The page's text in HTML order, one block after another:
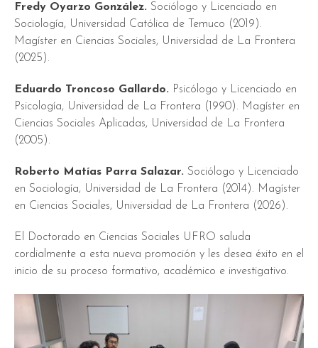
Fredy Oyarzo González. Sociólogo y Licenciado en
Sociología, Universidad Católica de Temuco (2019).
Magíster en Ciencias Sociales, Universidad de La Frontera
(2025).
Eduardo Troncoso Gallardo. Psicólogo y Licenciado en
Psicología, Universidad de La Frontera (1990). Magíster en
Ciencias Sociales Aplicadas, Universidad de La Frontera
(2005).
Roberto Matías Parra Salazar. Sociólogo y Licenciado
en Sociología, Universidad de La Frontera (2014). Magíster
en Ciencias Sociales, Universidad de La Frontera (2026).
El Doctorado en Ciencias Sociales UFRO saluda
cordialmente a esta nueva promoción y les desea éxito en el
inicio de su proceso formativo, académico e investigativo.